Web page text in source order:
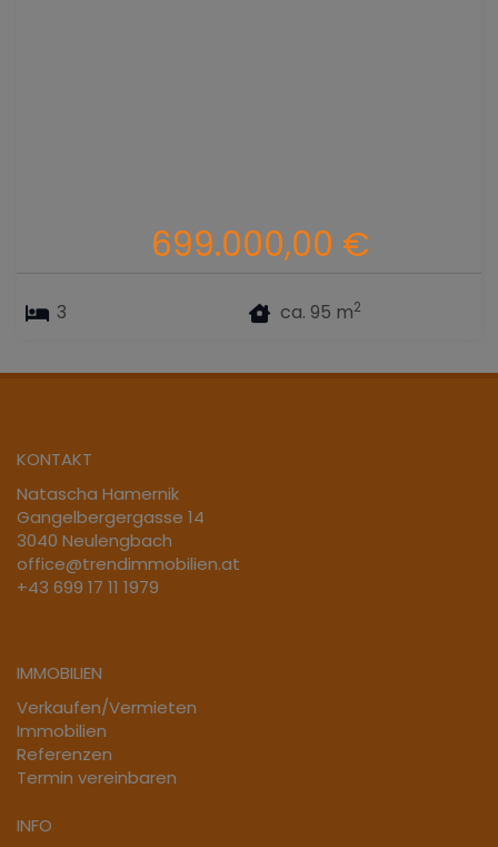
3 ca. 95 m2
699.000,00 €
KONTAKT
Natascha Hamernik
Gangelbergergasse 14
3040 Neulengbach
office@trendimmobilien.at
+43 699 17 11 1979
IMMOBILIEN
Verkaufen/Vermieten
Immobilien
Referenzen
Termin vereinbaren
INFO